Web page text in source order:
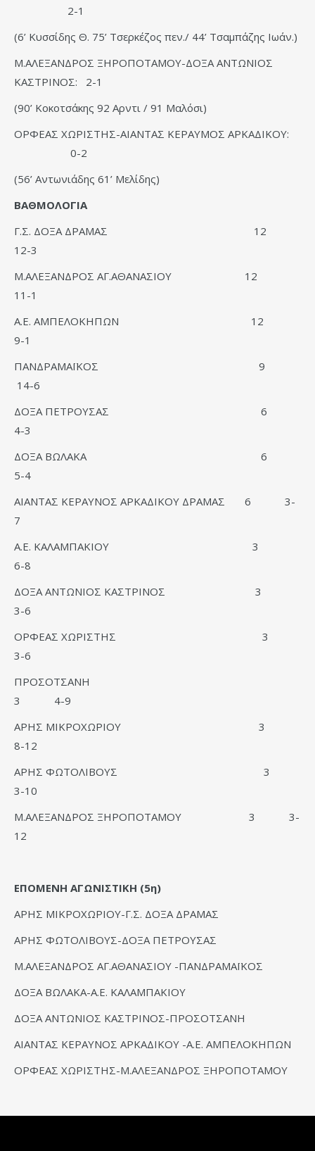
2-1
(6’ Κυσσίδης Θ. 75’ Τσερκέζος πεν./ 44’ Τσαμπάζης Ιωάν.)
Μ.ΑΛΕΞΑΝΔΡΟΣ ΞΗΡΟΠΟΤΑΜΟΥ-ΔΟΞΑ ΑΝΤΩΝΙΟΣ
ΚΑΣΤΡΙΝΟΣ: 2-1
(90’ Κοκοτσάκης 92 Αρντι / 91 Μαλόσι)
ΟΡΦΕΑΣ ΧΩΡΙΣΤΗΣ-ΑΙΑΝΤΑΣ ΚΕΡΑΥΜΟΣ ΑΡΚΑΔΙΚΟΥ:
0-2
(56’ Αντωνιάδης 61’ Μελίδης)
ΒΑΘΜΟΛΟΓΙΑ
Γ.Σ. ΔΟΞΑ ΔΡΑΜΑΣ 12
12-3
Μ.ΑΛΕΞΑΝΔΡΟΣ ΑΓ.ΑΘΑΝΑΣΙΟΥ 12
11-1
Α.Ε. ΑΜΠΕΛΟΚΗΠΩΝ 12
9-1
ΠΑΝΔΡΑΜΑΪΚΟΣ 9
14-6
ΔΟΞΑ ΠΕΤΡΟΥΣΑΣ 6
4-3
ΔΟΞΑ ΒΩΛΑΚΑ 6
5-4
ΑΙΑΝΤΑΣ ΚΕΡΑΥΝΟΣ ΑΡΚΑΔΙΚΟΥ ΔΡΑΜΑΣ 6 3-
7
Α.Ε. ΚΑΛΑΜΠΑΚΙΟΥ 3
6-8
ΔΟΞΑ ΑΝΤΩΝΙΟΣ ΚΑΣΤΡΙΝΟΣ 3
3-6
ΟΡΦΕΑΣ ΧΩΡΙΣΤΗΣ 3
3-6
ΠΡΟΣΟΤΣΑΝΗ
3 4-9
ΑΡΗΣ ΜΙΚΡΟΧΩΡΙΟΥ 3
8-12
ΑΡΗΣ ΦΩΤΟΛΙΒΟΥΣ 3
3-10
Μ.ΑΛΕΞΑΝΔΡΟΣ ΞΗΡΟΠΟΤΑΜΟΥ 3 3-
12
ΕΠΟΜΕΝΗ ΑΓΩΝΙΣΤΙΚΗ (5η)
ΑΡΗΣ ΜΙΚΡΟΧΩΡΙΟΥ-Γ.Σ. ΔΟΞΑ ΔΡΑΜΑΣ
ΑΡΗΣ ΦΩΤΟΛΙΒΟΥΣ-ΔΟΞΑ ΠΕΤΡΟΥΣΑΣ
Μ.ΑΛΕΞΑΝΔΡΟΣ ΑΓ.ΑΘΑΝΑΣΙΟΥ -ΠΑΝΔΡΑΜΑΪΚΟΣ
ΔΟΞΑ ΒΩΛΑΚΑ-Α.Ε. ΚΑΛΑΜΠΑΚΙΟΥ
ΔΟΞΑ ΑΝΤΩΝΙΟΣ ΚΑΣΤΡΙΝΟΣ-ΠΡΟΣΟΤΣΑΝΗ
ΑΙΑΝΤΑΣ ΚΕΡΑΥΝΟΣ ΑΡΚΑΔΙΚΟΥ -Α.Ε. ΑΜΠΕΛΟΚΗΠΩΝ
ΟΡΦΕΑΣ ΧΩΡΙΣΤΗΣ-Μ.ΑΛΕΞΑΝΔΡΟΣ ΞΗΡΟΠΟΤΑΜΟΥ